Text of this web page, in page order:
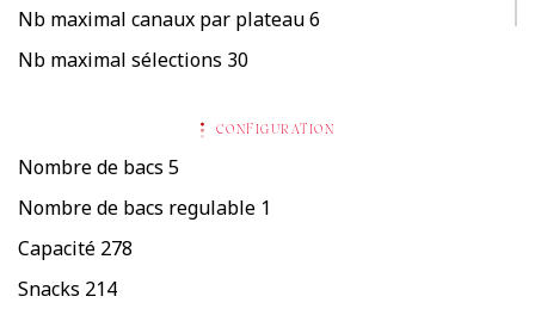
Nb maximal canaux par plateau6
Nb maximal sélections 30
CONFIGURATION
Nombre de bacs 5
Nombre de bacs regulable 1
Capacité 278
Snacks 214